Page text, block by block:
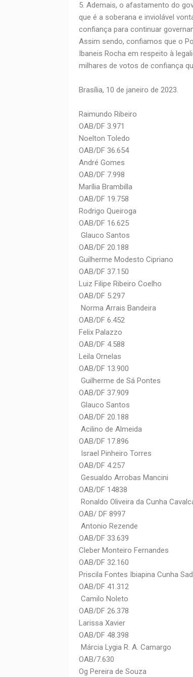
5. Ademais, o afastamento do
que é a soberana e inviolável
confiança para continuar
Assim sendo, confiamos que o
Ibaneis Rocha em respeito à
milhares de votos de confiança
Brasília, 10 de janeiro de 2023.
Raimundo Ribeiro
OAB/DF 3.971
Noelton Toledo
OAB/DF 36.654
André Gomes
OAB/DF 7.998
Marília Brambilla
OAB/DF 19.758
Rodrigo Queiroga
OAB/DF 16.625
Glauco Santos
OAB/DF 20.188
Guilherme Modesto Cipriano
OAB/DF 37.150
Luiz Filipe Ribeiro Coelho
OAB/DF 5.297
Norma Arrais Bandeira
OAB/DF 6.452
Felix Palazzo
OAB/DF 4.588
Leila Ornelas
OAB/DF 13.900
Guilherme de Sá Pontes
OAB/DF 37.909
Glauco Santos
OAB/DF 20.188
Acilino de Almeida
OAB/DF 17.896
Israel Pinheiro Torres
OAB/DF 4.257
Gesualdo Arrobas Mancini
OAB/DF 14838
Ronaldo Oliveira da Cunha
OAB/ DF 8997
Antonio Rezende
OAB/DF 33.639
Cleber Monteiro Fernandes
OAB/DF 32.160
Priscila Fontes Ibiapina Cunha
OAB/DF 41.312
Camilo Noleto
OAB/DF 26.378
Larissa Xavier
OAB/DF 48.398
Márcia Lygia R. A. Camargo
OAB/7.630
Og Pereira de Souza